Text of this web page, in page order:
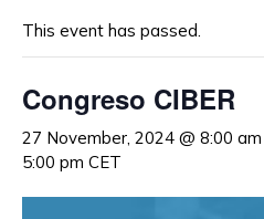
This event has passed.
Congreso CIBER
27 November, 2024 @ 8:00 am
5:00 pm CET